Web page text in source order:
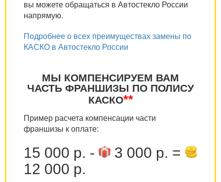
вы можете обращаться в Автостекло России
напрямую.
Подробнее о всех преимуществах замены по
КАСКО в Автостекло России
МЫ КОМПЕНСИРУЕМ ВАМ
ЧАСТЬ ФРАНШИЗЫ ПО ПОЛИСУ
КАСКО**
Пример расчета компенсации части
франшизы к оплате:
15 000 р. -
3 000 р. =
12 000 р.